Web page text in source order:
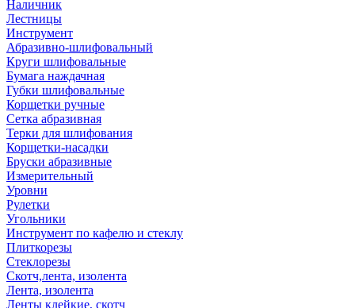
Наличник
Лестницы
Инструмент
Абразивно-шлифовальный
Круги шлифовальные
Бумага наждачная
Губки шлифовальные
Корщетки ручные
Сетка абразивная
Терки для шлифования
Корщетки-насадки
Бруски абразивные
Измерительный
Уровни
Рулетки
Угольники
Инструмент по кафелю и стеклу
Плиткорезы
Стеклорезы
Скотч,лента, изолента
Лента, изолента
Ленты клейкие, скотч